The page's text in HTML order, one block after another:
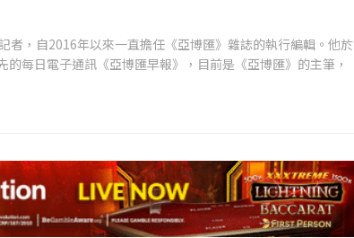
者，自2016年以來一直擔任《亞博匯》雜誌的執行編輯。他於
的每日電子通訊《亞博匯早報》，目前是《亞博匯》的主筆，